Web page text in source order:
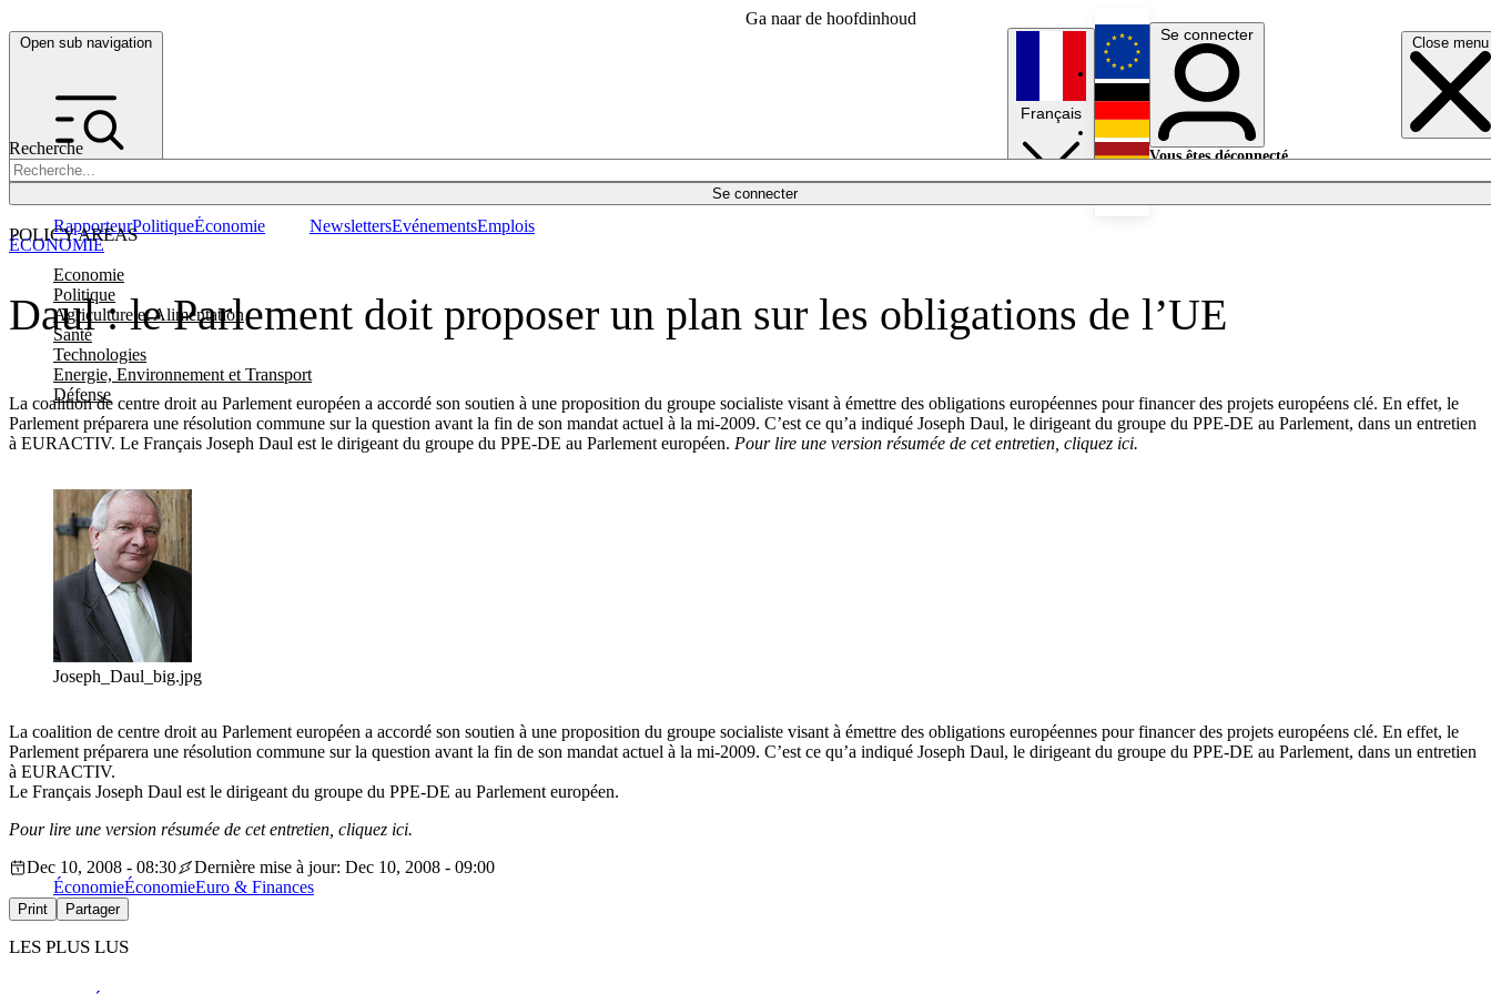
Ga naar de hoofdinhoud
Open sub navigation Close menu
Recherche
Se connecter
POLICY AREAS
Economie
Politique
Agriculture et Alimentation
Santé
Technologies
Energie, Environnement et Transport
Défense
RapporteurPolitiqueÉconomie NewslettersEvénementsEmplois
Français
English
Deutsch
Se connecter
Vous êtes déconnecté.
Daul : le Parlement doit proposer un plan sur les obligations de l’UE
La coalition de centre droit au Parlement européen a accordé son soutien à une proposition du groupe socialiste visant à émettre des obligations européennes pour financer des projets européens clé. En effet, le
Parlement préparera une résolution commune sur la question avant la fin de son mandat actuel à la mi-2009. C’est ce qu’a indiqué Joseph Daul, le dirigeant du groupe du PPE-DE au Parlement, dans un entretien
à EURACTIV. Le Français Joseph Daul est le dirigeant du groupe du PPE-DE au Parlement européen. Pour lire une version résumée de cet entretien, cliquez ici.
ÉCONOMIE
Joseph_Daul_big.jpg
La coalition de centre droit au Parlement européen a accordé son soutien à une proposition du groupe socialiste visant à émettre des obligations européennes pour financer des projets européens clé. En effet, le
Parlement préparera une résolution commune sur la question avant la fin de son mandat actuel à la mi-2009. C’est ce qu’a indiqué Joseph Daul, le dirigeant du groupe du PPE-DE au Parlement, dans un entretien
à EURACTIV.
Le Français Joseph Daul est le dirigeant du groupe du PPE-DE au Parlement européen.
Pour lire une version résumée de cet entretien, cliquez ici.
Dec 10, 2008 - 08:30
Dernière mise à jour: Dec 10, 2008 - 09:00
ÉconomieÉconomieEuro & Finances
Print Partager
LES PLUS LUS